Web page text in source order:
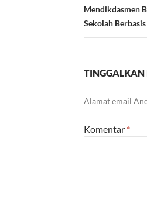
Mendikdasmen
Sekolah
Alamat email
Komentar *